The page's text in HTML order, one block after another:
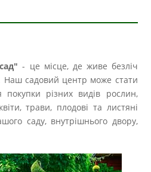
- це місце, де живе безліч
Наш садовий центр може стати
різних видів рослин,
трави, плодові та листяні
саду, внутрішнього двору,